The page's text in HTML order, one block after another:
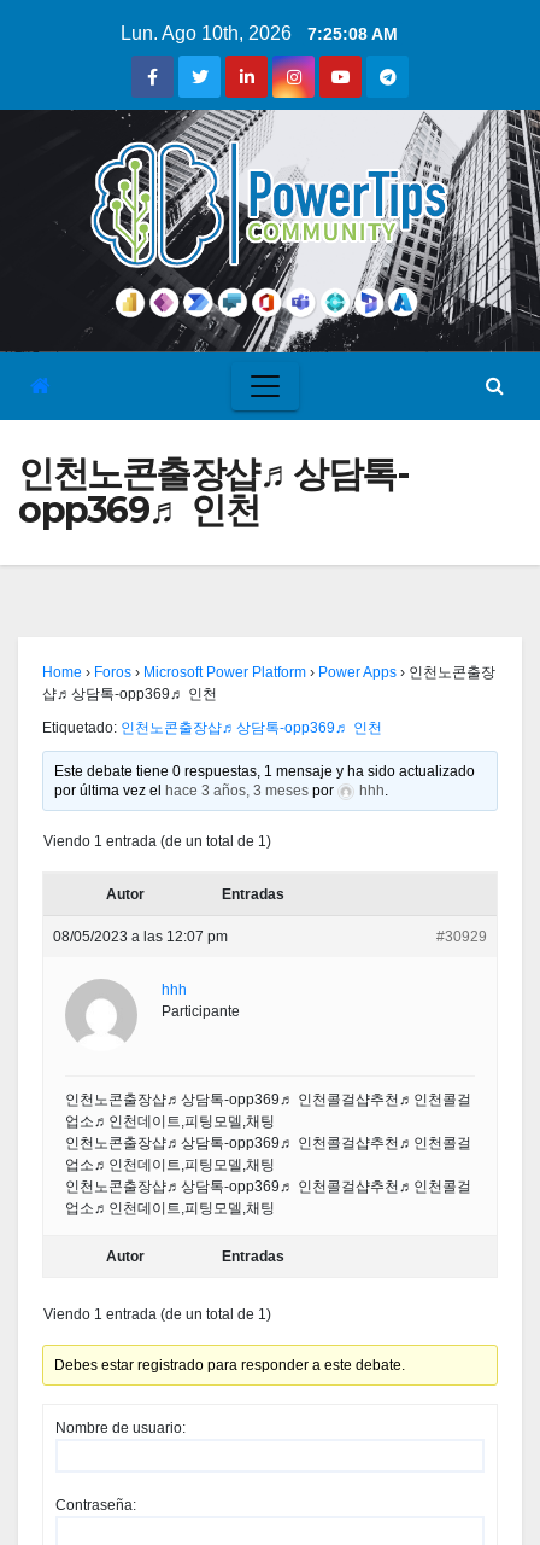
Lun. Ago 10th, 2026 7:25:09 AM
인천노콘출장샵♬상담톡-
opp369♬ 인천
Home › Foros › Microsoft Power Platform › Power Apps › 인천노콘출장
샵♬상담톡-opp369♬ 인천
Etiquetado: 인천노콘출장샵♬상담톡-opp369♬ 인천
Este debate tiene 0 respuestas, 1 mensaje y ha sido actualizado
por última vez el
hace 3 años, 3 meses por hhh.
Viendo 1 entrada (de un total de 1)
Autor Entradas
08/05/2023 a las 12:07 pm #30929
hhh
Participante
인천노콘출장샵♬상담톡-opp369♬ 인천콜걸샵추천♬인천콜걸
업소♬인천데이트,피팅모델,채팅
인천노콘출장샵♬상담톡-opp369♬ 인천콜걸샵추천♬인천콜걸
업소♬인천데이트,피팅모델,채팅
인천노콘출장샵♬상담톡-opp369♬ 인천콜걸샵추천♬인천콜걸
업소♬인천데이트,피팅모델,채팅
Autor Entradas
Viendo 1 entrada (de un total de 1)
Debes estar registrado para responder a este debate.
Nombre de usuario:
Contraseña: